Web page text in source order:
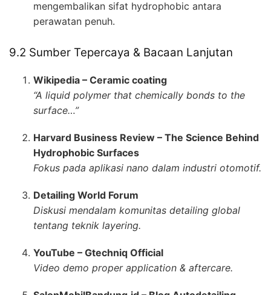
mengembalikan sifat hydrophobic antara
perawatan penuh.
9.2 Sumber Tepercaya & Bacaan Lanjutan
Wikipedia – Ceramic coating
“A liquid polymer that chemically bonds to the
surface…”
Harvard Business Review – The Science Behind
Hydrophobic Surfaces
Fokus pada aplikasi nano dalam industri otomotif.
Detailing World Forum
Diskusi mendalam komunitas detailing global
tentang teknik layering.
YouTube – Gtechniq Official
Video demo proper application & aftercare.